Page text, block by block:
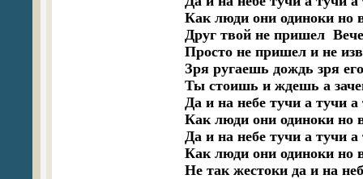
Как люди они одиноки но
Друг твой не пришел
Просто не пришел и не
Зря ругаешь дождь зря
Ты стоишь и ждешь а
Да и на небе тучи а тучи
Как люди они одиноки но
Да и на небе тучи а тучи
Как люди они одиноки но
Не так жестоки да и на